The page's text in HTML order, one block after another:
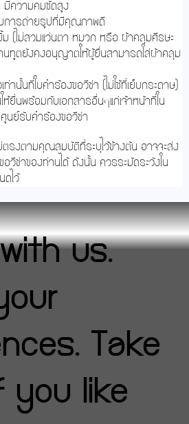
มีความคมชัดสูง
การถ่ายรูปที่มีคุณภาพดี
ม (ไม่สวมแว่นตา หมวก หรือ ผ้าคลุมศีรษะ
นทูตยังคงอนุญาตให้ผู้ยื่นสามารถใส่ผ้าคลุม
นั้นที่ใบคำร้องขอวีซ่า (ไม่ใช้ที่เย็บกระดาษ)
ห้ยื่นพร้อมกับเอกสารอื่นๆแก่เจ้าหน้าที่ใน
นย์รับคำร้องขอวีซ่า
ตรงตามคุณสมบัติที่ระบุไว้ข้างต้น อาจจะส่ง
ซ่าของท่านได้ ดังนั้น ควรระมัดระวังใน
ดไว้
us.
Take
you like